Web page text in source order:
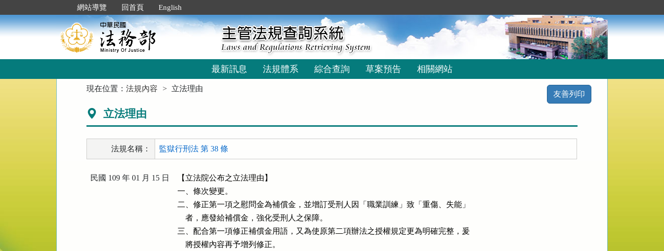
到
主
要
網站導覽 回首頁 English
最新訊息 法規體系 綜合查詢 草案預告 相關網站
現在位置：法規內容 立法理由
友善列印
立法理由
法規名稱： 監獄行刑法 第 38 條
民國 109 年 01 月 15 日
【立法院公布之立法理由】
一、條次變更。
二、修正第一項之慰問金為補償金，並增訂受刑人因「職業訓練」致「重傷、失能」
    者，應發給補償金，強化受刑人之保障。
三、配合第一項修正補償金用語，又為使原第二項辦法之授權規定更為明確完整，爰
    將授權內容再予增列修正。